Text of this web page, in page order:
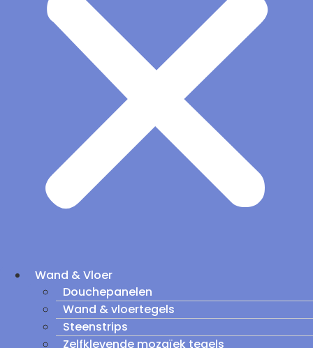
Wand & Vloer
Douchepanelen
Wand & vloertegels
Steenstrips
Zelfklevende mozaïek tegels